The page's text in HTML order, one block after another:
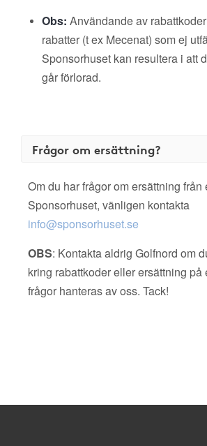
Obs: Användande av
rabatter (t ex Mecenat) som ej
Sponsorhuset kan resultera i att
går förlorad.
Frågor om ersättning?
Om du har frågor om ersättning från
Sponsorhuset, vänligen kontakta
info@sponsorhuset.se
OBS: Kontakta aldrig Golfnord om
kring rabattkoder eller ersättning på
frågor hanteras av oss. Tack!